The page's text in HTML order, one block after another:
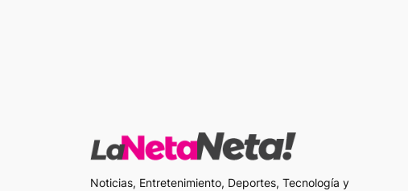
Noticias, Entretenimiento, Deportes, Tecnología y